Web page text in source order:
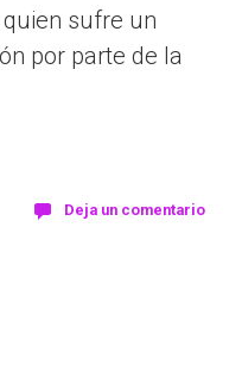
sufre un
por parte de la
Deja un comentario